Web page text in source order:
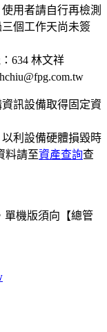
用者請自行再檢測
個工作天尚未簽
634 林文祥
訊設備取得固定資
以利設備硬體損毀時
料請至資產查詢查
單機版須向【總管